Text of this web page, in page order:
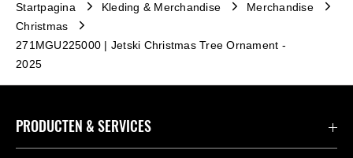
Startpagina Kleding & Merchandise
Merchandise
Christmas
271MGU225000 | Jetski Christmas Tree Ornament -
2025
PRODUCTEN & SERVICES